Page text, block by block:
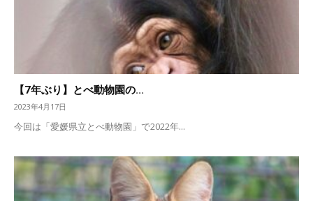
【7年ぶり】とべ動物園の...
2023年4月17日
今回は「愛媛県立とべ動物園」で2022年...